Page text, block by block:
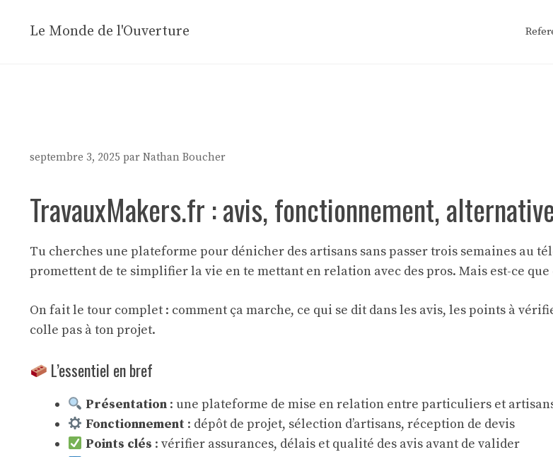
Le Monde de l'Ouverture
septembre 3, 2025 par Nathan Boucher
TravauxMakers.fr : avis, fonctionnement,
Tu cherches une plateforme pour dénicher des artisans sans passer trois semaines au
promettent de te simplifier la vie en te mettant en relation avec des pros. Mais est-ce
On fait le tour complet : comment ça marche, ce qui se dit dans les avis, les points à
colle pas à ton projet.
L’essentiel en bref
Présentation: une plateforme de mise en relation entre particuliers et
Fonctionnement : dépôt de projet, sélection d’artisans, réception de devis
Points clés : vérifier assurances, délais et qualité des avis avant de valider